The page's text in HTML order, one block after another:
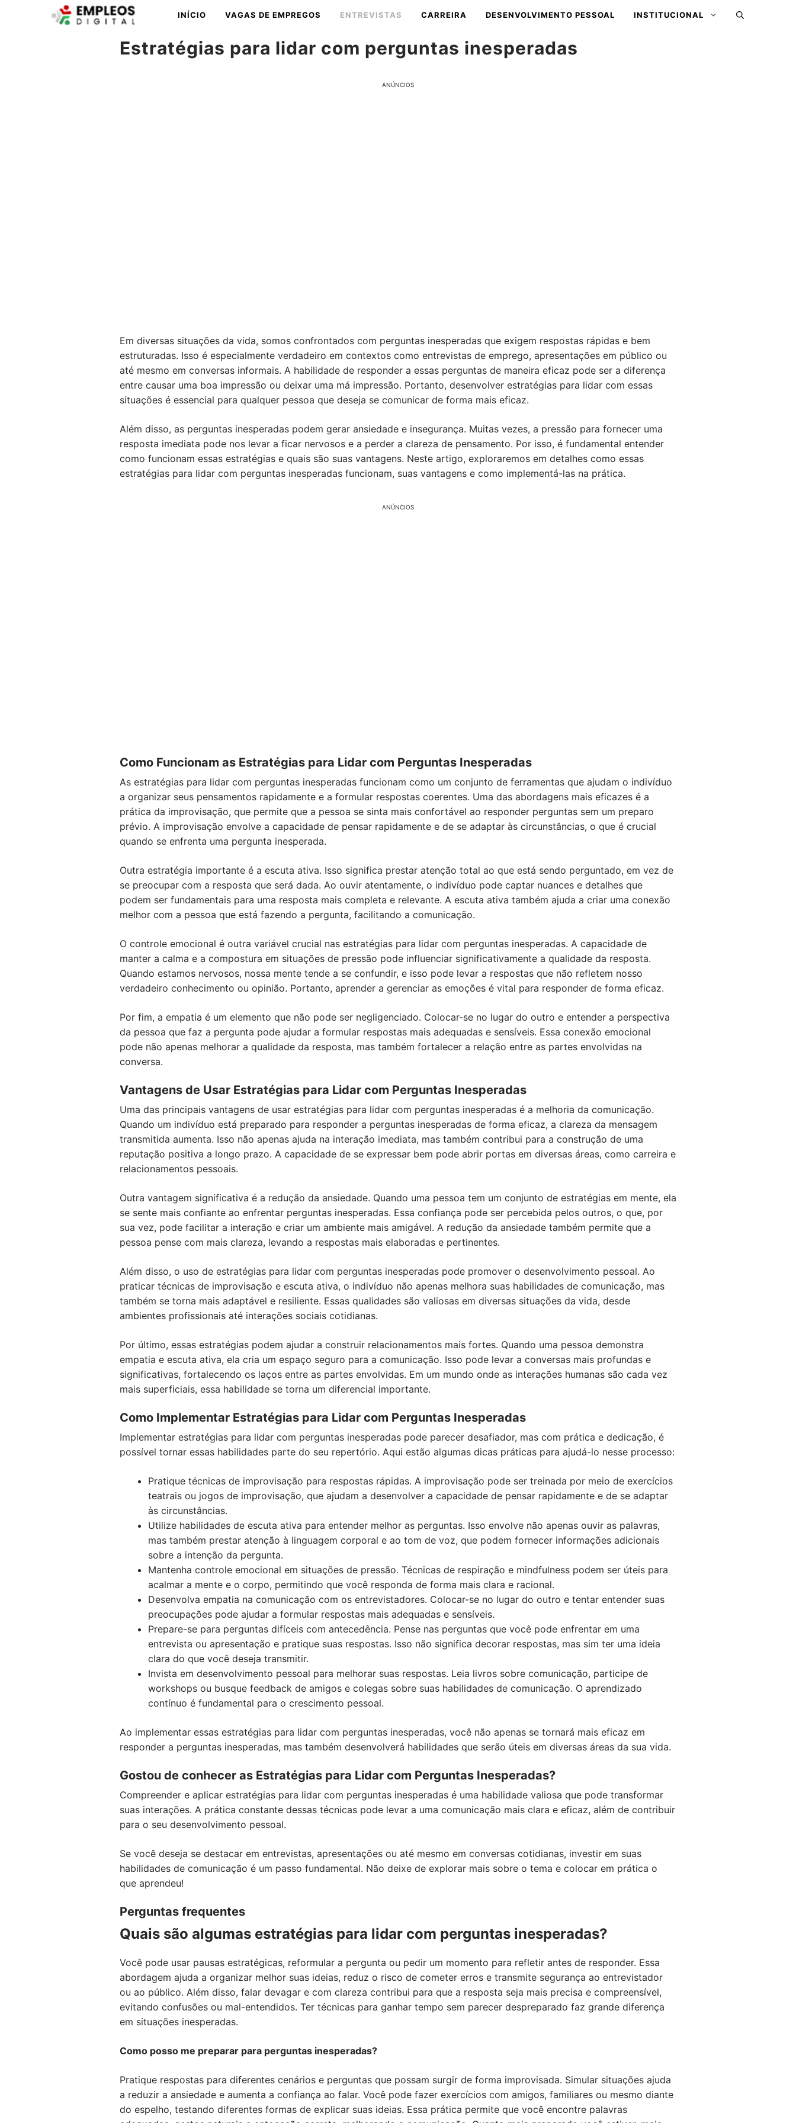
INÍCIO VAGAS DE EMPREGOS ENTREVISTAS CARREIRA DESENVOLVIMENTO PESSOAL INSTITUCIONAL
Estratégias para lidar com perguntas inesperadas
ANÚNCIOS
Em diversas situações da vida, somos confrontados com perguntas inesperadas que exigem respostas rápidas e bem
estruturadas. Isso é especialmente verdadeiro em contextos como entrevistas de emprego, apresentações em público ou
até mesmo em conversas informais. A habilidade de responder a essas perguntas de maneira eficaz pode ser a diferença
entre causar uma boa impressão ou deixar uma má impressão. Portanto, desenvolver estratégias para lidar com essas
situações é essencial para qualquer pessoa que deseja se comunicar de forma mais eficaz.
Além disso, as perguntas inesperadas podem gerar ansiedade e insegurança. Muitas vezes, a pressão para fornecer uma
resposta imediata pode nos levar a ficar nervosos e a perder a clareza de pensamento. Por isso, é fundamental entender
como funcionam essas estratégias e quais são suas vantagens. Neste artigo, exploraremos em detalhes como essas
estratégias para lidar com perguntas inesperadas funcionam, suas vantagens e como implementá-las na prática.
ANÚNCIOS
Como Funcionam as Estratégias para Lidar com Perguntas Inesperadas
As estratégias para lidar com perguntas inesperadas funcionam como um conjunto de ferramentas que ajudam o indivíduo
a organizar seus pensamentos rapidamente e a formular respostas coerentes. Uma das abordagens mais eficazes é a
prática da improvisação, que permite que a pessoa se sinta mais confortável ao responder perguntas sem um preparo
prévio. A improvisação envolve a capacidade de pensar rapidamente e de se adaptar às circunstâncias, o que é crucial
quando se enfrenta uma pergunta inesperada.
Outra estratégia importante é a escuta ativa. Isso significa prestar atenção total ao que está sendo perguntado, em vez de
se preocupar com a resposta que será dada. Ao ouvir atentamente, o indivíduo pode captar nuances e detalhes que
podem ser fundamentais para uma resposta mais completa e relevante. A escuta ativa também ajuda a criar uma conexão
melhor com a pessoa que está fazendo a pergunta, facilitando a comunicação.
O controle emocional é outra variável crucial nas estratégias para lidar com perguntas inesperadas. A capacidade de
manter a calma e a compostura em situações de pressão pode influenciar significativamente a qualidade da resposta.
Quando estamos nervosos, nossa mente tende a se confundir, e isso pode levar a respostas que não refletem nosso
verdadeiro conhecimento ou opinião. Portanto, aprender a gerenciar as emoções é vital para responder de forma eficaz.
Por fim, a empatia é um elemento que não pode ser negligenciado. Colocar-se no lugar do outro e entender a perspectiva
da pessoa que faz a pergunta pode ajudar a formular respostas mais adequadas e sensíveis. Essa conexão emocional
pode não apenas melhorar a qualidade da resposta, mas também fortalecer a relação entre as partes envolvidas na
conversa.
Vantagens de Usar Estratégias para Lidar com Perguntas Inesperadas
Uma das principais vantagens de usar estratégias para lidar com perguntas inesperadas é a melhoria da comunicação.
Quando um indivíduo está preparado para responder a perguntas inesperadas de forma eficaz, a clareza da mensagem
transmitida aumenta. Isso não apenas ajuda na interação imediata, mas também contribui para a construção de uma
reputação positiva a longo prazo. A capacidade de se expressar bem pode abrir portas em diversas áreas, como carreira e
relacionamentos pessoais.
Outra vantagem significativa é a redução da ansiedade. Quando uma pessoa tem um conjunto de estratégias em mente, ela
se sente mais confiante ao enfrentar perguntas inesperadas. Essa confiança pode ser percebida pelos outros, o que, por
sua vez, pode facilitar a interação e criar um ambiente mais amigável. A redução da ansiedade também permite que a
pessoa pense com mais clareza, levando a respostas mais elaboradas e pertinentes.
Além disso, o uso de estratégias para lidar com perguntas inesperadas pode promover o desenvolvimento pessoal. Ao
praticar técnicas de improvisação e escuta ativa, o indivíduo não apenas melhora suas habilidades de comunicação, mas
também se torna mais adaptável e resiliente. Essas qualidades são valiosas em diversas situações da vida, desde
ambientes profissionais até interações sociais cotidianas.
Por último, essas estratégias podem ajudar a construir relacionamentos mais fortes. Quando uma pessoa demonstra
empatia e escuta ativa, ela cria um espaço seguro para a comunicação. Isso pode levar a conversas mais profundas e
significativas, fortalecendo os laços entre as partes envolvidas. Em um mundo onde as interações humanas são cada vez
mais superficiais, essa habilidade se torna um diferencial importante.
Como Implementar Estratégias para Lidar com Perguntas Inesperadas
Implementar estratégias para lidar com perguntas inesperadas pode parecer desafiador, mas com prática e dedicação, é
possível tornar essas habilidades parte do seu repertório. Aqui estão algumas dicas práticas para ajudá-lo nesse processo:
Pratique técnicas de improvisação para respostas rápidas. A improvisação pode ser treinada por meio de exercícios
teatrais ou jogos de improvisação, que ajudam a desenvolver a capacidade de pensar rapidamente e de se adaptar
às circunstâncias.
Utilize habilidades de escuta ativa para entender melhor as perguntas. Isso envolve não apenas ouvir as palavras,
mas também prestar atenção à linguagem corporal e ao tom de voz, que podem fornecer informações adicionais
sobre a intenção da pergunta.
Mantenha controle emocional em situações de pressão. Técnicas de respiração e mindfulness podem ser úteis para
acalmar a mente e o corpo, permitindo que você responda de forma mais clara e racional.
Desenvolva empatia na comunicação com os entrevistadores. Colocar-se no lugar do outro e tentar entender suas
preocupações pode ajudar a formular respostas mais adequadas e sensíveis.
Prepare-se para perguntas difíceis com antecedência. Pense nas perguntas que você pode enfrentar em uma
entrevista ou apresentação e pratique suas respostas. Isso não significa decorar respostas, mas sim ter uma ideia
clara do que você deseja transmitir.
Invista em desenvolvimento pessoal para melhorar suas respostas. Leia livros sobre comunicação, participe de
workshops ou busque feedback de amigos e colegas sobre suas habilidades de comunicação. O aprendizado
contínuo é fundamental para o crescimento pessoal.
Ao implementar essas estratégias para lidar com perguntas inesperadas, você não apenas se tornará mais eficaz em
responder a perguntas inesperadas, mas também desenvolverá habilidades que serão úteis em diversas áreas da sua vida.
Gostou de conhecer as Estratégias para Lidar com Perguntas Inesperadas?
Compreender e aplicar estratégias para lidar com perguntas inesperadas é uma habilidade valiosa que pode transformar
suas interações. A prática constante dessas técnicas pode levar a uma comunicação mais clara e eficaz, além de contribuir
para o seu desenvolvimento pessoal.
Se você deseja se destacar em entrevistas, apresentações ou até mesmo em conversas cotidianas, investir em suas
habilidades de comunicação é um passo fundamental. Não deixe de explorar mais sobre o tema e colocar em prática o
que aprendeu!
Perguntas frequentes
Quais são algumas estratégias para lidar com perguntas inesperadas?
Você pode usar pausas estratégicas, reformular a pergunta ou pedir um momento para refletir antes de responder. Essa
abordagem ajuda a organizar melhor suas ideias, reduz o risco de cometer erros e transmite segurança ao entrevistador
ou ao público. Além disso, falar devagar e com clareza contribui para que a resposta seja mais precisa e compreensível,
evitando confusões ou mal-entendidos. Ter técnicas para ganhar tempo sem parecer despreparado faz grande diferença
em situações inesperadas.
Como posso me preparar para perguntas inesperadas?
Pratique respostas para diferentes cenários e perguntas que possam surgir de forma improvisada. Simular situações ajuda
a reduzir a ansiedade e aumenta a confiança ao falar. Você pode fazer exercícios com amigos, familiares ou mesmo diante
do espelho, testando diferentes formas de explicar suas ideias. Essa prática permite que você encontre palavras